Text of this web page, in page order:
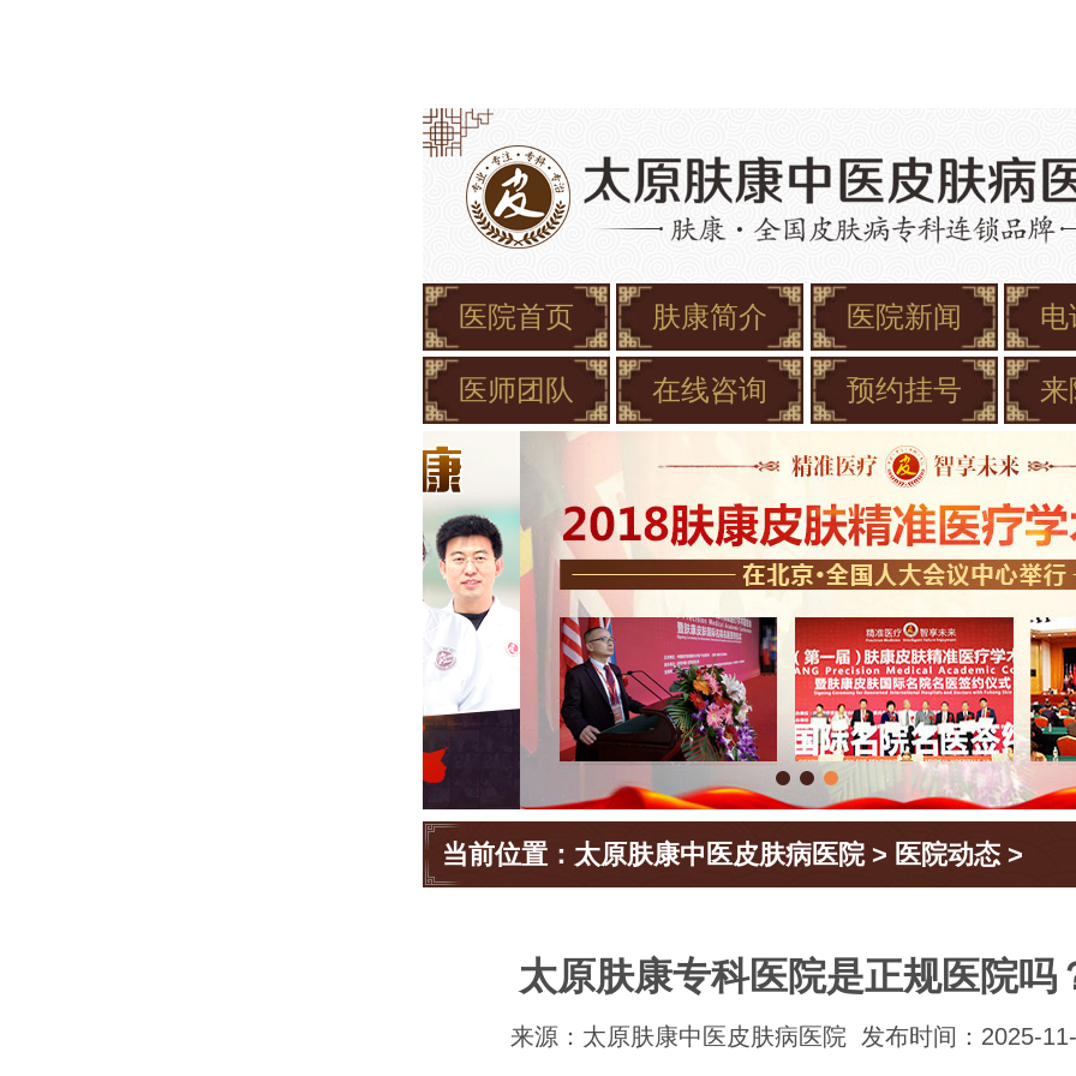
医院首页 肤康简介 医院新闻 电
医师团队 在线咨询 预约挂号 来
当前位置： 太原肤康中医皮肤病医院> 医院动态 >
太原肤康专科医院是正规医院吗
来源：太原肤康中医皮肤病医院 发布时间：2025-